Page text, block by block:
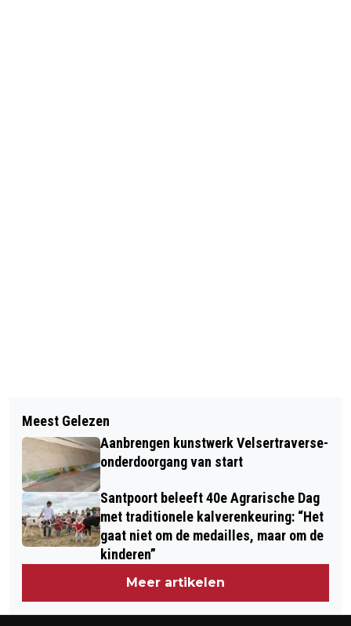
DE HULA HOOP IS JARIG: AL 65 JAAR
‘SCHUDDEN MET DIE HEUPEN’!
STUDENTEN VONK OOGSTEN EERSTE
FORTENTHEE IN KRUIDENTUIN BIJ
FORT K’IJK
Meest Gelezen
Aanbrengen kunstwerk Velsertraverse-
onderdoorgang van start
Santpoort beleeft 40e Agrarische Dag
met traditionele kalverenkeuring: “Het
gaat niet om de medailles, maar om de
kinderen”
Meer artikelen